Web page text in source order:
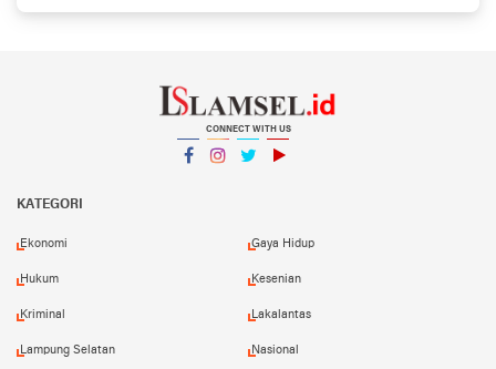
CONNECT WITH US
KATEGORI
Ekonomi Gaya Hidup
Hukum Kesenian
Kriminal Lakalantas
Lampung Selatan Nasional